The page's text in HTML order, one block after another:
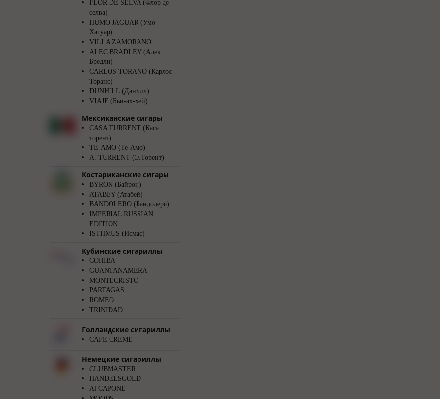
FLOR DE SELVA (Флор де
селва)
HUMO JAGUAR (Умо
Хагуар)
VILLA ZAMORANO
ALEC BRADLEY (Алек
Бредли)
CARLOS TORANO (Карлос
Торано)
DUNHILL (Данхил)
VIAJE (Бьи-ах-хей)
Мексиканские сигары
CASA TURRENT (Каса
торент)
TE-AMO (Те-Амо)
A. TURRENT (Э.Торент)
Костариканские сигары
BYRON (Байрон)
ATABEY (Атабей)
BANDOLERO (Бандолеро)
IMPERIAL RUSSIAN
EDITION
ISTHMUS (Исмас)
Кубинские сигариллы
COHIBA
GUANTANAMERA
MONTECRISTO
PARTAGAS
ROMEO
TRINIDAD
Голландские сигариллы
CAFE CREME
Немецкие сигариллы
CLUBMASTER
HANDELSGOLD
Al CAPONE